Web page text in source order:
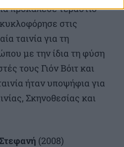
προκάλεσε τεράστιο
στις
ταινία για τη
με την ίδια τη φύση
τους Γιόν Βόιτ και
ήταν υποψήφια για
Σκηνοθεσίας και
(2008)